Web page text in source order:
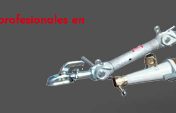
en